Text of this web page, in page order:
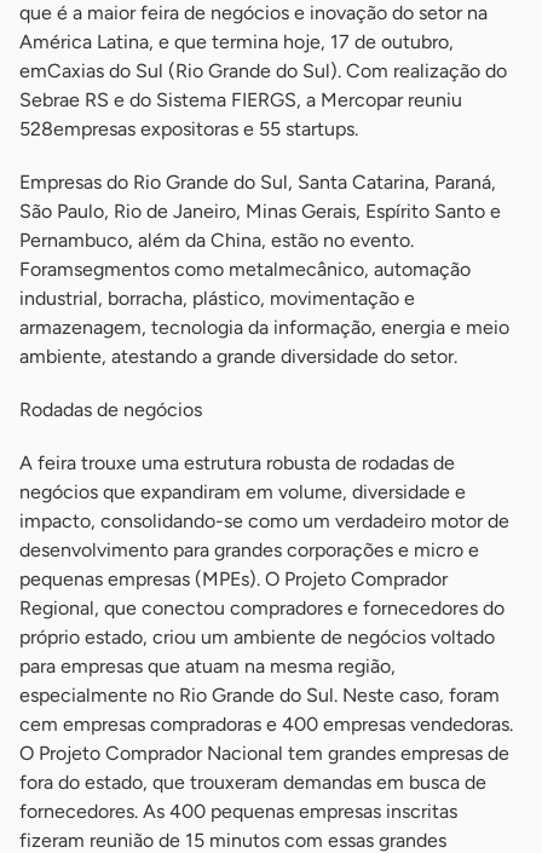
que é a maior feira de negócios e inovação do setor na
América Latina, e que termina hoje, 17 de outubro,
emCaxias do Sul (Rio Grande do Sul). Com realização do
Sebrae RS e do Sistema FIERGS, a Mercopar reuniu
528empresas expositoras e 55 startups.
Empresas do Rio Grande do Sul, Santa Catarina, Paraná,
São Paulo, Rio de Janeiro, Minas Gerais, Espírito Santo e
Pernambuco, além da China, estão no evento.
Foramsegmentos como metalmecânico, automação
industrial, borracha, plástico, movimentação e
armazenagem, tecnologia da informação, energia e meio
ambiente, atestando a grande diversidade do setor.
Rodadas de negócios
A feira trouxe uma estrutura robusta de rodadas de
negócios que expandiram em volume, diversidade e
impacto, consolidando-se como um verdadeiro motor de
desenvolvimento para grandes corporações e micro e
pequenas empresas (MPEs). O Projeto Comprador
Regional, que conectou compradores e fornecedores do
próprio estado, criou um ambiente de negócios voltado
para empresas que atuam na mesma região,
especialmente no Rio Grande do Sul. Neste caso, foram
cem empresas compradoras e 400 empresas vendedoras.
O Projeto Comprador Nacional tem grandes empresas de
fora do estado, que trouxeram demandas em busca de
fornecedores. As 400 pequenas empresas inscritas
fizeram reunião de 15 minutos com essas grandes